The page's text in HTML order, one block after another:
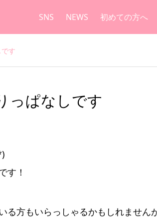
SNS NEWS 初めての方へ
す
っぱなしです
す！
方もいらっしゃるかもしれませんが